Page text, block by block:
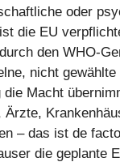
oder
die EU
den WHO-
nicht
Macht
Ärzte,
– das ist de
die geplante